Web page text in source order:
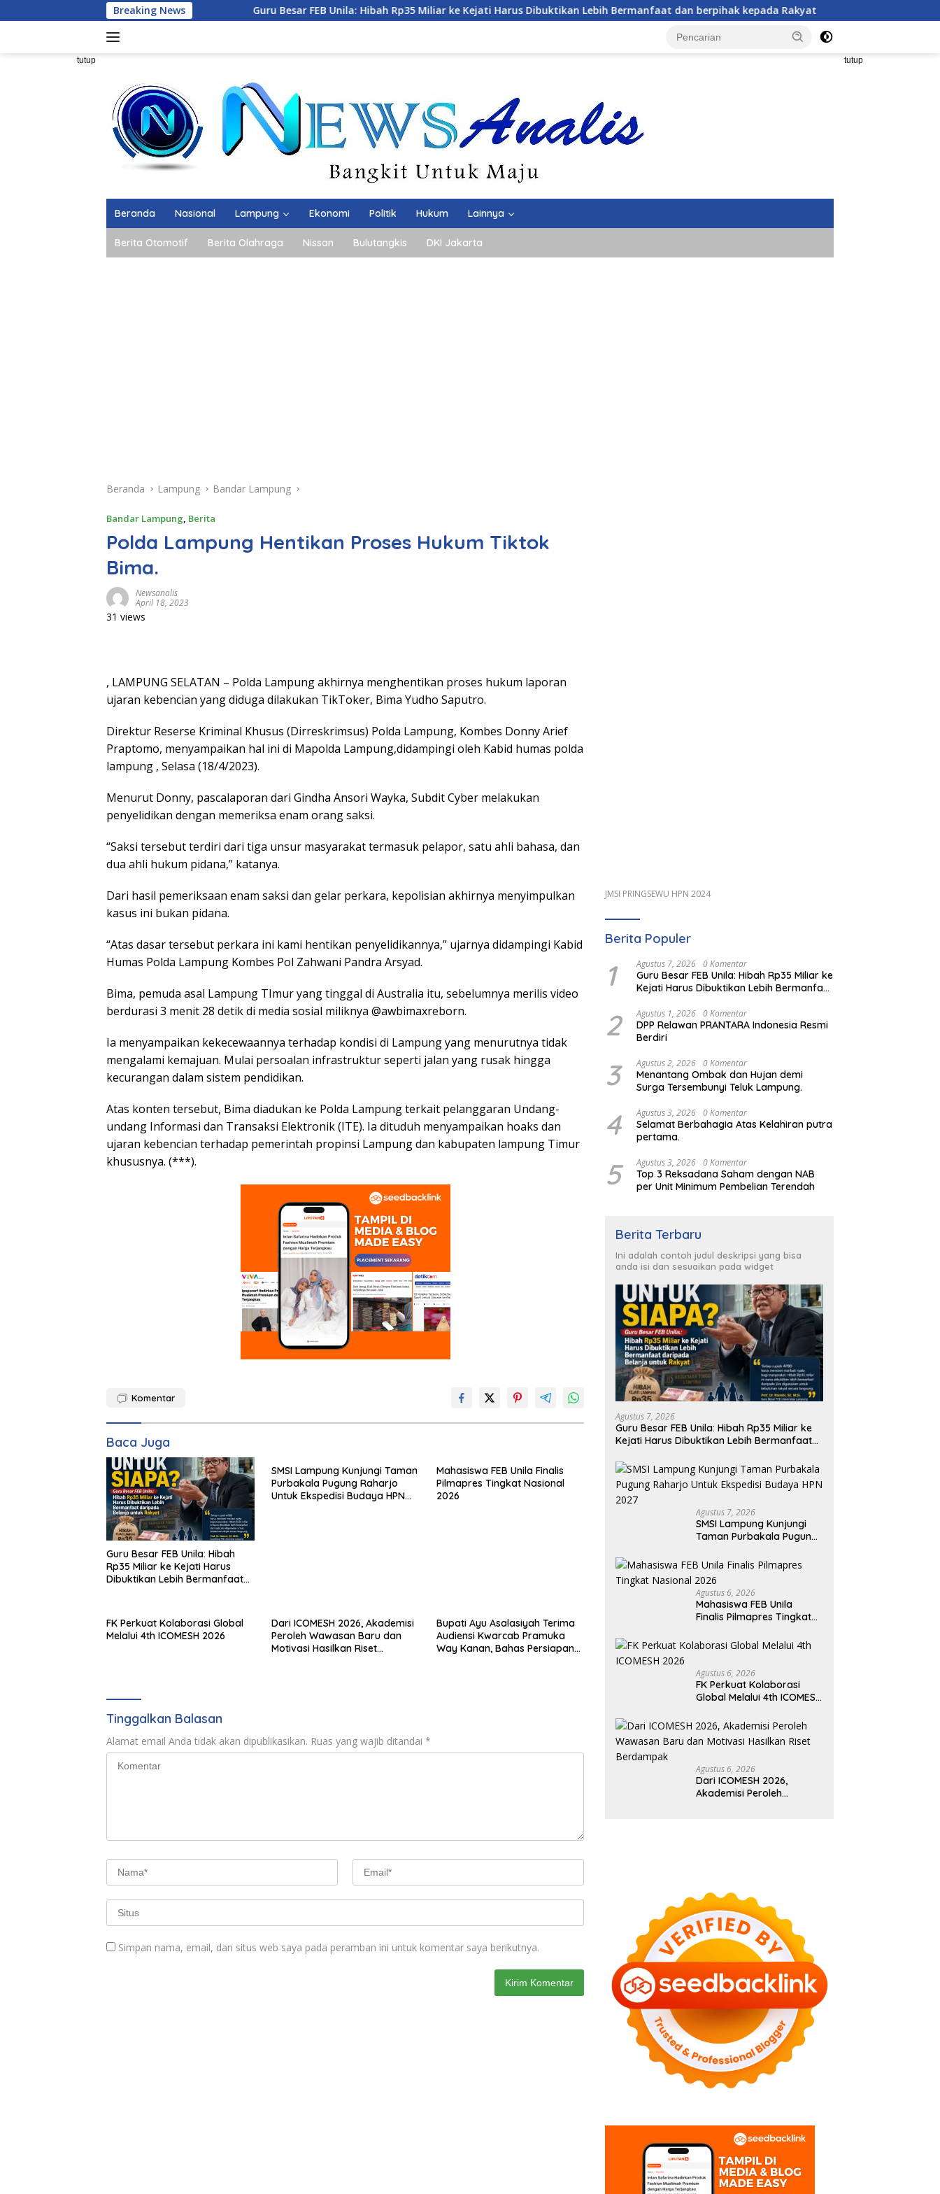
ke
Breaking News Guru Besar FEB Unila: Hibah Rp35 Miliar ke Kejati Harus Dibuktikan Lebih Bermanfaat dan berpihak kepada Rakyat SMSI Lampung Kunjungi
tutup tutup
Beranda Nasional Lampung Ekonomi Politik Hukum Lainnya
Berita Otomotif Berita Olahraga Nissan Bulutangkis DKI Jakarta
Beranda Lampung Bandar Lampung
Bandar Lampung, Berita
Polda Lampung Hentikan Proses Hukum Tiktok
Bima.
Newsanalis
April 18, 2023
31 views
, LAMPUNG SELATAN – Polda Lampung akhirnya menghentikan proses hukum laporan
ujaran kebencian yang diduga dilakukan TikToker, Bima Yudho Saputro.
Direktur Reserse Kriminal Khusus (Dirreskrimsus) Polda Lampung, Kombes Donny Arief
Praptomo, menyampaikan hal ini di Mapolda Lampung,didampingi oleh Kabid humas polda
lampung , Selasa (18/4/2023).
Menurut Donny, pascalaporan dari Gindha Ansori Wayka, Subdit Cyber melakukan
penyelidikan dengan memeriksa enam orang saksi.
“Saksi tersebut terdiri dari tiga unsur masyarakat termasuk pelapor, satu ahli bahasa, dan
dua ahli hukum pidana,” katanya.
Dari hasil pemeriksaan enam saksi dan gelar perkara, kepolisian akhirnya menyimpulkan
kasus ini bukan pidana.
“Atas dasar tersebut perkara ini kami hentikan penyelidikannya,” ujarnya didampingi Kabid
Humas Polda Lampung Kombes Pol Zahwani Pandra Arsyad.
Bima, pemuda asal Lampung TImur yang tinggal di Australia itu, sebelumnya merilis video
berdurasi 3 menit 28 detik di media sosial miliknya @awbimaxreborn.
Ia menyampaikan kekecewaannya terhadap kondisi di Lampung yang menurutnya tidak
mengalami kemajuan. Mulai persoalan infrastruktur seperti jalan yang rusak hingga
kecurangan dalam sistem pendidikan.
Atas konten tersebut, Bima diadukan ke Polda Lampung terkait pelanggaran Undang-
undang Informasi dan Transaksi Elektronik (ITE). Ia dituduh menyampaikan hoaks dan
ujaran kebencian terhadap pemerintah propinsi Lampung dan kabupaten lampung Timur
khususnya. (***).
Komentar
Baca Juga
Guru Besar FEB Unila: Hibah
Rp35 Miliar ke Kejati Harus
Dibuktikan Lebih Bermanfaat
SMSI Lampung Kunjungi Taman
Purbakala Pugung Raharjo
Untuk Ekspedisi Budaya HPN
Mahasiswa FEB Unila Finalis
Pilmapres Tingkat Nasional
2026
FK Perkuat Kolaborasi Global
Melalui 4th ICOMESH 2026
Dari ICOMESH 2026, Akademisi
Peroleh Wawasan Baru dan
Motivasi Hasilkan Riset
Bupati Ayu Asalasiyah Terima
Audiensi Kwarcab Pramuka
Way Kanan, Bahas Persiapan
Tinggalkan Balasan
Alamat email Anda tidak akan dipublikasikan. Ruas yang wajib ditandai *
Simpan nama, email, dan situs web saya pada peramban ini untuk komentar saya berikutnya.
JMSI PRINGSEWU HPN 2024
Berita Populer
1 Agustus 7, 2026 0 Komentar
Guru Besar FEB Unila: Hibah Rp35 Miliar ke
Kejati Harus Dibuktikan Lebih Bermanfaat
2 Agustus 1, 2026 0 Komentar
DPP Relawan PRANTARA Indonesia Resmi
Berdiri
3 Agustus 2, 2026 0 Komentar
Menantang Ombak dan Hujan demi
Surga Tersembunyi Teluk Lampung.
4 Agustus 3, 2026 0 Komentar
Selamat Berbahagia Atas Kelahiran putra
pertama.
5 Agustus 3, 2026 0 Komentar
Top 3 Reksadana Saham dengan NAB
per Unit Minimum Pembelian Terendah
Berita Terbaru
Ini adalah contoh judul deskripsi yang bisa
anda isi dan sesuaikan pada widget
Agustus 7, 2026
Guru Besar FEB Unila: Hibah Rp35 Miliar ke
Kejati Harus Dibuktikan Lebih Bermanfaat
Agustus 7, 2026
SMSI Lampung Kunjungi
Taman Purbakala Pugung
Budaya HPN 2027
Agustus 6, 2026
Mahasiswa FEB Unila
Finalis Pilmapres Tingkat
Agustus 6, 2026
FK Perkuat Kolaborasi
Global Melalui 4th ICOMESH
Agustus 6, 2026
Dari ICOMESH 2026,
Akademisi Peroleh